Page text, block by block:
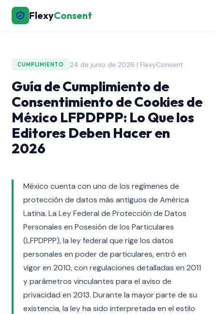
FlexyConsent
CUMPLIMIENTO 24 de junio de 2026 | FlexyConsent
Guía de Cumplimiento de
Consentimiento de Cookies de
México LFPDPPP: Lo Que los
Editores Deben Hacer en
2026
México cuenta con uno de los regímenes de
protección de datos más antiguos de América
Latina. La Ley Federal de Protección de Datos
Personales en Posesión de los Particulares
(LFPDPPP), la ley federal que rige los datos
personales en poder de particulares, entró en
vigor en 2010, con regulaciones detalladas en 2011
y parámetros vinculantes para el aviso de
privacidad en 2013. Durante la mayor parte de su
existencia, la ley ha sido interpretada en el estilo